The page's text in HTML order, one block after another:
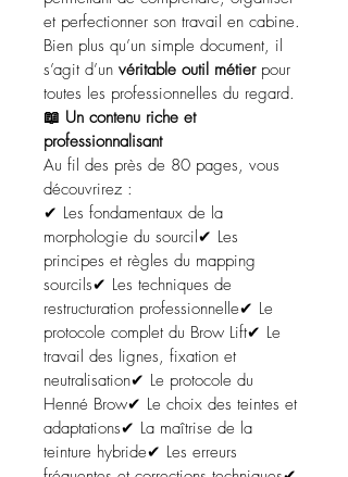
et perfectionner son travail en cabine.
Bien plus qu’un simple document, il
s’agit d’un véritable outil métier pour
toutes les professionnelles du regard.
📖 Un contenu riche et
professionnalisant
Au fil des près de 80 pages, vous
découvrirez :
✔ Les fondamentaux de la
morphologie du sourcil✔ Les
principes et règles du mapping
sourcils✔ Les techniques de
restructuration professionnelle✔ Le
protocole complet du Brow Lift✔ Le
travail des lignes, fixation et
neutralisation✔ Le protocole du
Henné Brow✔ Le choix des teintes et
adaptations✔ La maîtrise de la
teinture hybride✔ Les erreurs